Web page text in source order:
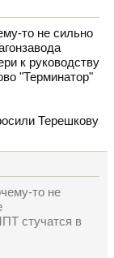
то не сильно
к руководству
"Терминатор"
Терешкову
то не
стучатся в